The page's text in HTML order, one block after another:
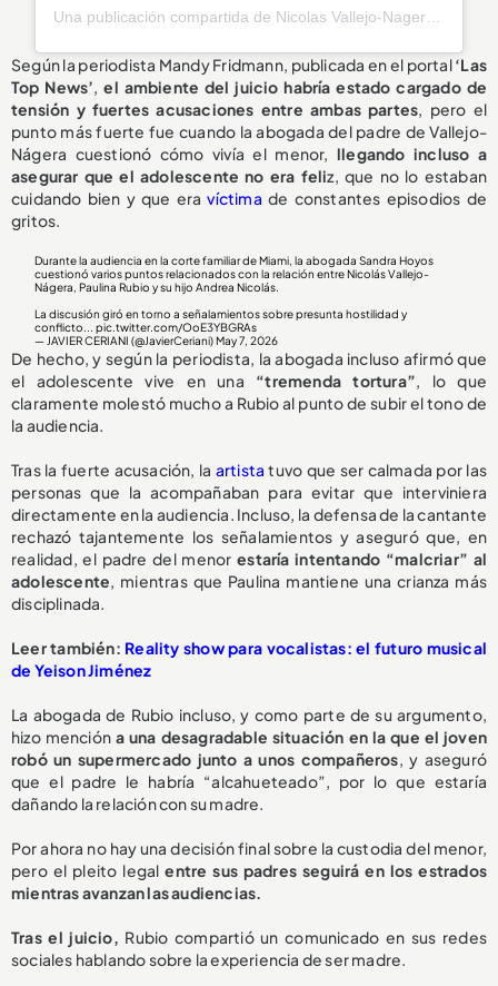
Una publicación compartida de Nicolas Vallejo-Nagera (@colatenicolas)
Según la periodista Mandy Fridmann, publicada en el portal‘Las
Top News’,el ambiente del juicio habría estado cargado de
tensión y fuertes acusaciones entre ambas partes, pero el
punto más fuerte fue cuando la abogada del padre de Vallejo-
Nágera cuestionó cómo vivía el menor, llegando incluso a
asegurar que el adolescente no era feliz, que no lo estaban
cuidando bien y que eravíctima de constantes episodios de
gritos.
Durante la audiencia en la corte familiar de Miami, la abogada Sandra Hoyos
cuestionó varios puntos relacionados con la relación entre Nicolás Vallejo-
Nágera, Paulina Rubio y su hijo Andrea Nicolás.
La discusión giró en torno a señalamientos sobre presunta hostilidad y
conflicto...pic.twitter.com/OoE3YBGRAs
— JAVIER CERIANI (@JavierCeriani) May 7, 2026
De hecho, y según la periodista, la abogada incluso afirmó que
el adolescente vive en una “tremenda tortura”, lo que
claramente molestó mucho a Rubio al punto de subir el tono de
la audiencia.
Tras la fuerte acusación, la artistatuvo que ser calmada por las
personas que la acompañaban para evitar que interviniera
directamente en la audiencia. Incluso, la defensa de la cantante
rechazó tajantemente los señalamientos y aseguró que, en
realidad, el padre del menorestaría intentando “malcriar” al
adolescente, mientras que Paulina mantiene una crianza más
disciplinada.
Leer también: Reality show para vocalistas: el futuro musical
de Yeison Jiménez
La abogada de Rubio incluso, y como parte de su argumento,
hizo mención a una desagradable situación en la que el joven
robó un supermercado junto a unos compañeros, y aseguró
que el padre le habría “alcahueteado”, por lo que estaría
dañando la relación con su madre.
Por ahora no hay una decisión final sobre la custodia del menor,
pero el pleito legalentre sus padres seguirá en los estrados
mientras avanzan las audiencias.
Tras el juicio, Rubio compartió un comunicado en sus redes
sociales hablando sobre la experiencia de ser madre.